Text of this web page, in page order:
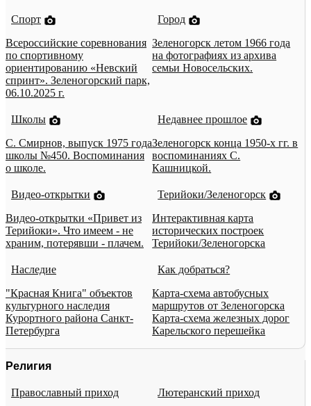
Спорт
Всероссийские соревнования
по спортивному
ориентированию «Невский
спринт». Зеленогорский парк,
06.10.2025 г.
Город
Зеленогорск летом 1966 года
на фотографиях из архива
семьи Новосельских.
Школы
С. Смирнов, выпуск 1975 года
школы №450. Воспоминания
о школе.
Недавнее прошлое
Зеленогорск конца 1950-х гг. в
воспоминаниях С.
Кашницкой.
Видео-открытки
Видео-открытки «Привет из
Терийоки». Что имеем - не
храним, потерявши - плачем.
Терийоки/Зеленогорск
Интерактивная карта
исторических построек
Терийоки/Зеленогорска
Наследие
"Красная Книга" объектов
культурного наследия
Курортного района Санкт-
Петербурга
Как добраться?
Карта-схема автобусных
маршрутов от Зеленогорска
Карта-схема железных дорог
Карельского перешейка
Религия
Православный приход
Лютеранский приход